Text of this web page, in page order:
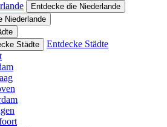
Entdecke die Niederlande
Niederlande
Städte
Entdecke Städte